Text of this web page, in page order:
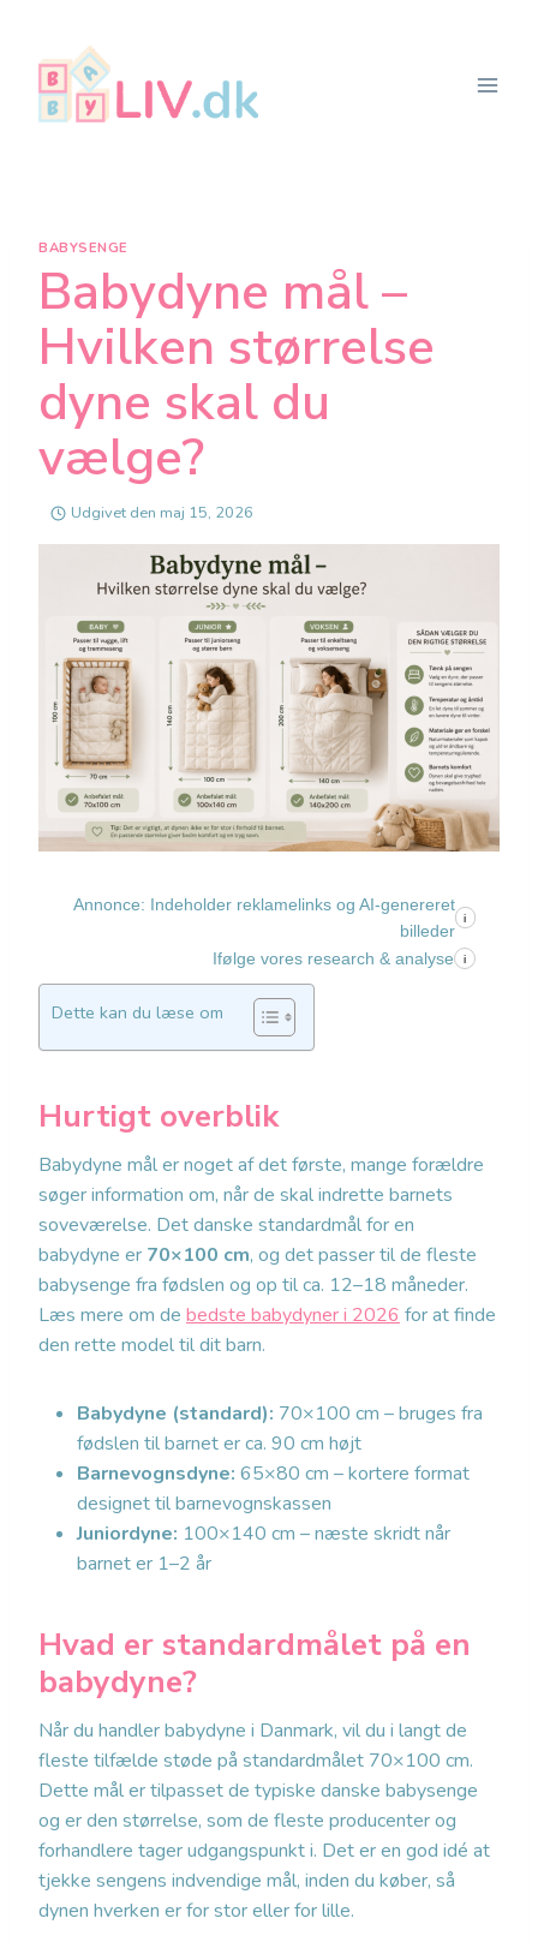
indhold
BABYSENGE
Babydyne mål –
Hvilken størrelse
dyne skal du
vælge?
Udgivet den maj 15, 2026
Annonce: Indeholder reklamelinks og AI-genereret
billeder
i
Ifølge vores research & analyse i
Dette kan du læse om
Hurtigt overblik
Babydyne mål er noget af det første, mange forældre
søger information om, når de skal indrette barnets
soveværelse. Det danske standardmål for en
babydyne er 70×100 cm, og det passer til de fleste
babysenge fra fødslen og op til ca. 12–18 måneder.
Læs mere om de bedste babydyner i 2026 for at finde
den rette model til dit barn.
Babydyne (standard): 70×100 cm – bruges fra
fødslen til barnet er ca. 90 cm højt
Barnevognsdyne: 65×80 cm – kortere format
designet til barnevognskassen
Juniordyne: 100×140 cm – næste skridt når
barnet er 1–2 år
Hvad er standardmålet på en
babydyne?
Når du handler babydyne i Danmark, vil du i langt de
fleste tilfælde støde på standardmålet 70×100 cm.
Dette mål er tilpasset de typiske danske babysenge
og er den størrelse, som de fleste producenter og
forhandlere tager udgangspunkt i. Det er en god idé at
tjekke sengens indvendige mål, inden du køber, så
dynen hverken er for stor eller for lille.